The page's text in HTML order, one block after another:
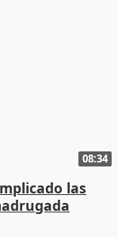
08:34
las